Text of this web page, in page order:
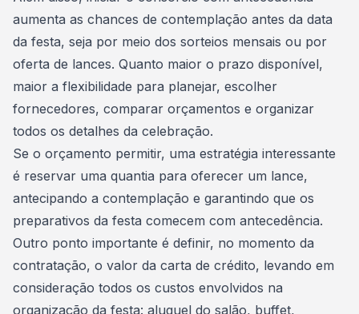
aumenta as chances de contemplação antes da data
da festa, seja por meio dos sorteios mensais ou por
oferta de lances. Quanto maior o prazo disponível,
maior a flexibilidade para planejar, escolher
fornecedores, comparar orçamentos e organizar
todos os detalhes da celebração.
Se o orçamento permitir, uma estratégia interessante
é reservar uma quantia para oferecer um lance,
antecipando a contemplação e garantindo que os
preparativos da festa comecem com antecedência.
Outro ponto importante é definir, no momento da
contratação, o valor da carta de crédito, levando em
consideração todos os custos envolvidos na
organização da festa: aluguel do salão, buffet,